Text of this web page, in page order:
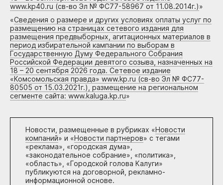
www.kp40.ru (св-во Эл № ФС77-58967 от 11.08.2014г.)»
«Сведения о размере и других условиях оплаты услуг по
размещению на страницах сетевого издания для
размещения предвыборных, агитационных материалов в
период избирательной кампании по выборам в
Государственную Думу Федерального Собрания
Российской Федерации девятого созыва, назначенных на
18 – 20 сентября 2026 года. Сетевое издание
«Комсомольская правда» www.kp.ru (св-во Эл № ФС77-
80505 от 15.03.2021г.), размещение на региональном
сегменте сайта: www.kaluga.kp.ru»
Новости, размещенные в рубриках «Новости
компаний» и «Новости партнеров» с тегами
«реклама», «городская дума»,
«законодательное собрание», «политика»,
«область», «Городской голова Калуги»
публикуются на договорной, рекламно-
информационной основе.